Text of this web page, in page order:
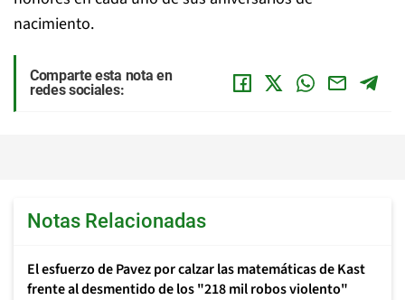
nacimiento.
Comparte esta nota en
redes sociales:
Notas Relacionadas
El esfuerzo de Pavez por calzar las matemáticas de Kast
frente al desmentido de los "218 mil robos violento"